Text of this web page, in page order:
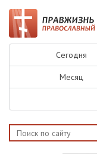
Сегодня
Месяц